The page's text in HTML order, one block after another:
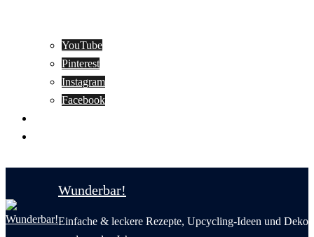
YouTube
Pinterest
Instagram
Facebook
Wunderbar!
Einfache & leckere Rezepte, Upcycling-Ideen und Deko